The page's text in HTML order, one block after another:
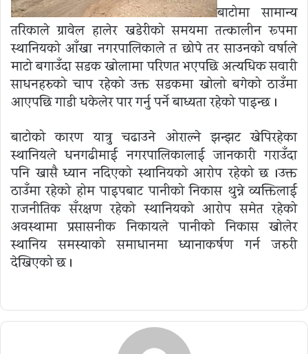
बाटोमा सामान्य
तरिकाले ग्रावेल हालेर खडेरीको समयमा तत्कालीन रूपमा
स्थानियको आँखा नगरपालिकाले त छोपे तर साउनको वर्षाले
माटो बगाउँदा सडक खोलामा परिणत भएपछि अत्यधिक सवारी
साधनहरुको चाप रहेको उक्त सडकमा खोलो बगेको ठाउँमा
आएपछि गाडी धकेलेर पार गर्नु पर्ने बाध्यता रहेको पाइन्छ ।
बाटोको कारण यात्रु चढाउने ओराल्ने झन्झट खेपिरहेका
स्थानियले धनगढीमाई नगरपालिकालाई जानकारी गराउँदा
पनि खासै ध्यान नदिएको स्थानियको आरोप रहेको छ ।उक्त
ठाउँमा रहेको होम पाइपबाट पानीको निकास थुन्ने व्यक्तिलाई
राजनीतिक सँरक्षण रहेको स्थानियको आरोप समेत रहेको
अवस्थामा प्रसासनीक निकायले पानीको निकास खोलेर
स्थानिय समस्याको समाधानमा ध्यानाकर्षण गर्न जरुरी
देखिएको छ ।